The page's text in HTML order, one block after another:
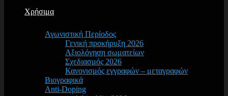
Χρήσιμα
Αγωνιστική Περίοδος
Γενική προκήρυξη 2026
Αξιολόγηση σωματείων
Σχεδιασμός 2026
Κανονισμός εγγραφών – μεταγραφών
Βιογραφικά
Anti-Doping